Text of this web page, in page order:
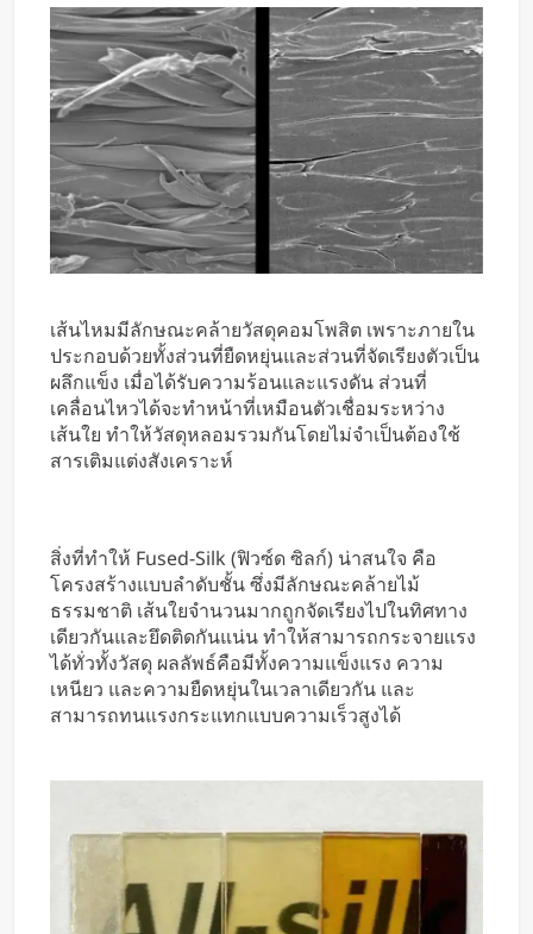
เส้นไหมมีลักษณะคล้ายวัสดุคอมโพสิต เพราะภายใน
ประกอบด้วยทั้งส่วนที่ยืดหยุ่นและส่วนที่จัดเรียงตัวเป็น
ผลึกแข็ง เมื่อได้รับความร้อนและแรงดัน ส่วนที่
เคลื่อนไหวได้จะทำหน้าที่เหมือนตัวเชื่อมระหว่าง
เส้นใย ทำให้วัสดุหลอมรวมกันโดยไม่จำเป็นต้องใช้
สารเติมแต่งสังเคราะห์
สิ่งที่ทำให้ Fused-Silk (ฟิวซ์ด ซิลก์) น่าสนใจ คือ
โครงสร้างแบบลำดับชั้น ซึ่งมีลักษณะคล้ายไม้
ธรรมชาติ เส้นใยจำนวนมากถูกจัดเรียงไปในทิศทาง
เดียวกันและยึดติดกันแน่น ทำให้สามารถกระจายแรง
ได้ทั่วทั้งวัสดุ ผลลัพธ์คือมีทั้งความแข็งแรง ความ
เหนียว และความยืดหยุ่นในเวลาเดียวกัน และ
สามารถทนแรงกระแทกแบบความเร็วสูงได้